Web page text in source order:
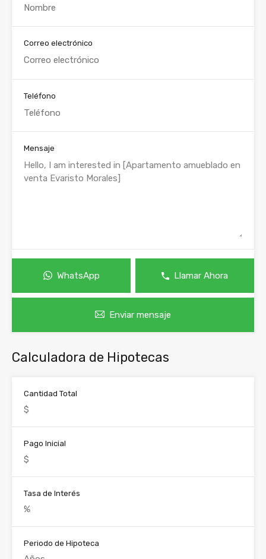
Correo electrónico
Teléfono
Mensaje
WhatsApp Llamar Ahora
Enviar mensaje
Calculadora de Hipotecas
Cantidad Total
Pago Inicial
Tasa de Interés
Periodo de Hipoteca